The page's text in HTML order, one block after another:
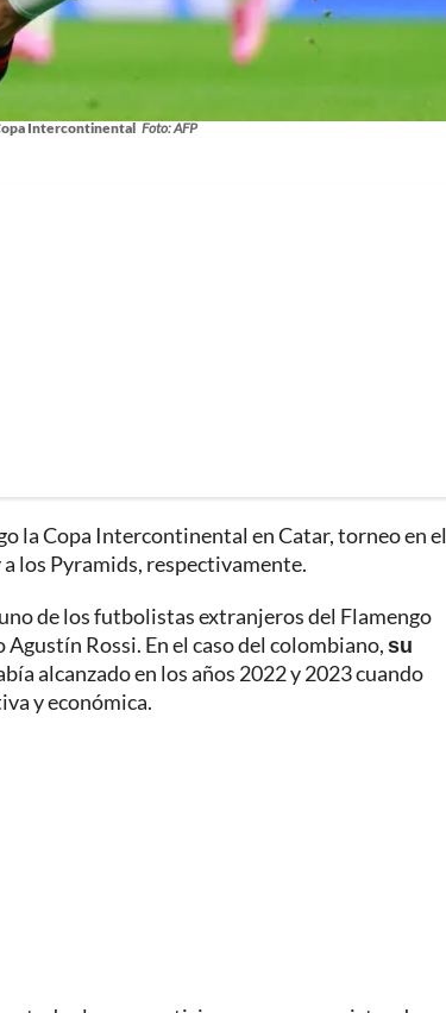
Intercontinental Foto: AFP
la Copa Intercontinental en Catar, torneo en el
los Pyramids, respectivamente.
de los futbolistas extranjeros del Flamengo
Rossi. En el caso del colombiano,su
alcanzado en los años 2022 y 2023 cuando
y económica.